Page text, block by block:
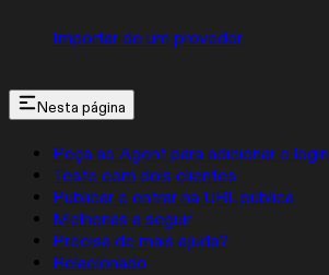
Importar de um provedor
Nesta página
Peça ao Agent para adicionar o login
Teste com dois clientes
Publicar e entrar na URL pública
Melhorias a seguir
Precisa de mais ajuda?
Relacionado